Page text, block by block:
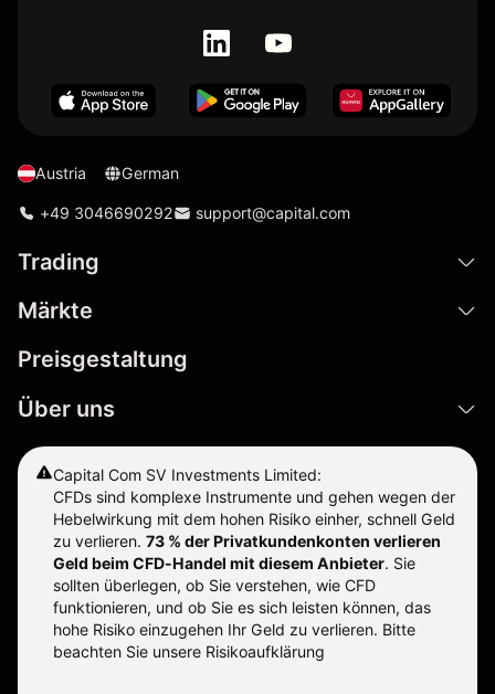
Austria German
+49 3046690292 support@capital.com
Trading
Märkte
Preisgestaltung
Über uns
Capital Com SV Investments Limited:
CFDs sind komplexe Instrumente und gehen wegen der
Hebelwirkung mit dem hohen Risiko einher, schnell Geld
zu verlieren. 73 % der Privatkundenkonten verlieren
Geld beim CFD-Handel mit diesem Anbieter. Sie
sollten überlegen, ob Sie verstehen, wie CFD
funktionieren, und ob Sie es sich leisten können, das
hohe Risiko einzugehen Ihr Geld zu verlieren. Bitte
beachten Sie unsere Risikoaufklärung